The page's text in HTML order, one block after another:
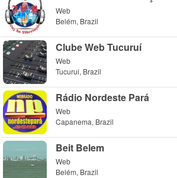
Web
Belém, Brazil
Clube Web Tucuruí
Web
Tucurui, Brazil
Rádio Nordeste Pará
Web
Capanema, Brazil
Beit Belem
Web
Belém, Brazil